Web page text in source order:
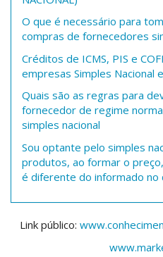
O que é necessário para
compras de fornecedores
Créditos de ICMS, PIS e
empresas Simples Nacional
Quais são as regras para
fornecedor de regime
simples nacional
Sou optante pelo simples
produtos, ao formar o
é diferente do informado no
Link público: